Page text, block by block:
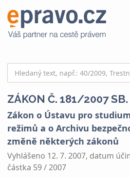
ZÁKON Č. 181/2007 SB.
Zákon o Ústavu pro
režimů a o Archivu
změně některých zákonů
Vyhlášeno 12. 7. 2007, datum
částka 59 / 2007